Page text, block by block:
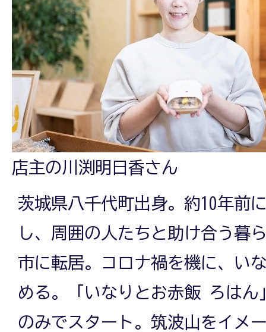
店主の川渕明日香さん
茨城県八千代町出身。約10年前
し、周囲の人たちと助け合う暮
市に転居。コロナ禍を機に、い
める。「いなりとお赤飯 ろはん
のみでスタート。筑波山をイメ